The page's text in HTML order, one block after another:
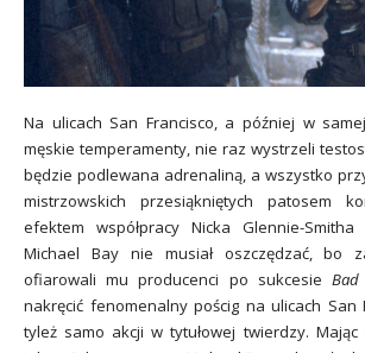
Na ulicach San Francisco, a później w
męskie temperamenty, nie raz wystrzeli
będzie podlewana adrenaliną, a wszystko
mistrzowskich przesiąkniętych patosem
efektem współpracy Nicka Glennie-
Michael Bay nie musiał oszczędzać, bo
ofiarowali mu producenci po sukcesieBad
nakręcić fenomenalny pościg na ulicach San
tyleż samo akcji w tytułowej twierdzy.